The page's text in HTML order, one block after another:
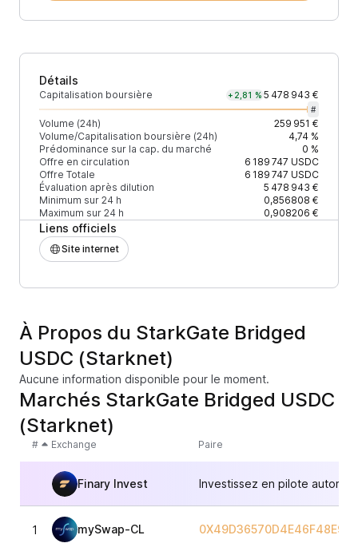
Détails
Capitalisation boursière +2,81 % 5 478 943 €
#
Volume (24h)
259 951 €
Volume/Capitalisation boursière (24h)
4,74 %
Prédominance sur la cap. du marché
0 %
Offre en circulation
6 189 747 USDC
Offre Totale
6 189 747 USDC
Évaluation après dilution
5 478 943 €
Minimum sur 24 h
0,856808 €
Maximum sur 24 h
0,908206 €
Liens officiels
Site internet
À Propos du StarkGate Bridged
USDC (Starknet)
Aucune information disponible pour le moment.
Marchés StarkGate Bridged USDC
(Starknet)
# Exchange Paire
Finary Invest Investissez en pilote
1 mySwap-CL